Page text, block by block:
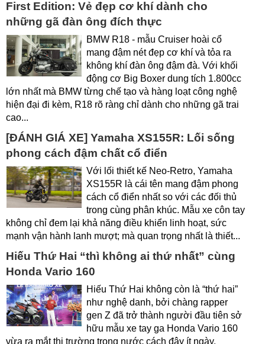
First Edition: Vẻ đẹp cơ khí dành cho
những gã đàn ông đích thực
BMW R18 - mẫu Cruiser hoài cổ
mang đậm nét đẹp cơ khí và tỏa ra
không khí đàn ông đậm đà. Với khối
động cơ Big Boxer dung tích 1.800cc
lớn nhất mà BMW từng chế tạo và hàng loạt công nghệ
hiện đại đi kèm, R18 rõ ràng chỉ dành cho những gã trai
cao...
[ĐÁNH GIÁ XE] Yamaha XS155R: Lối sống
phong cách đậm chất cổ điển
Với lối thiết kế Neo-Retro, Yamaha
XS155R là cái tên mang đậm phong
cách cổ điển nhất so với các đối thủ
trong cùng phân khúc. Mẫu xe côn tay
không chỉ đem lại khả năng điều khiển linh hoạt, sức
mạnh vận hành lanh mượt; mà quan trọng nhất là thiết...
Hiếu Thứ Hai “thì không ai thứ nhất” cùng
Honda Vario 160
Hiếu Thứ Hai không còn là “thứ hai”
như nghệ danh, bởi chàng rapper
gen Z đã trở thành người đầu tiên sở
hữu mẫu xe tay ga Honda Vario 160
vừa ra mắt thị trường trong nước cách đây ít ngày.